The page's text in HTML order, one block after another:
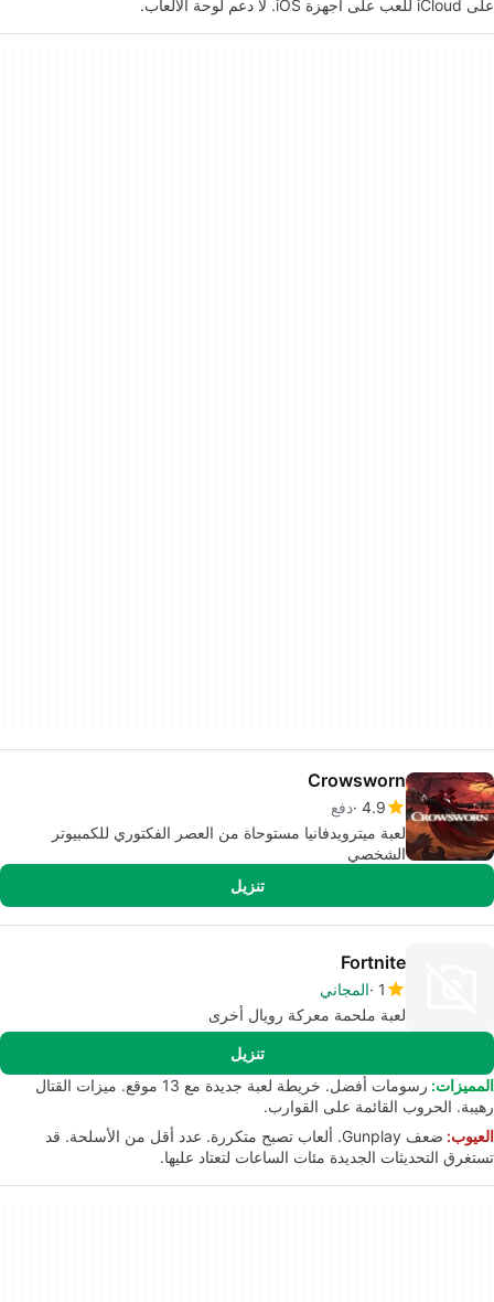
على iCloud للعب على أجهزة iOS. لا دعم لوحة الألعاب.
Crowsworn
4.9 دفع
لعبة ميترويدفانيا مستوحاة من العصر الفكتوري للكمبيوتر
الشخصي
تنزيل
Fortnite
1 المجاني
لعبة ملحمة معركة رويال أخرى
تنزيل
المميزات:
رسومات أفضل. خريطة لعبة جديدة مع 13 موقع. ميزات القتال
رهيبة. الحروب القائمة على القوارب.
العيوب:
ضعف Gunplay. ألعاب تصبح متكررة. عدد أقل من الأسلحة. قد
تستغرق التحديثات الجديدة مئات الساعات لتعتاد عليها.